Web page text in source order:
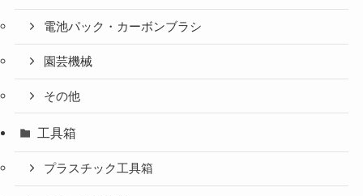
電池パック・カーボンブラシ
園芸機械
その他
工具箱
プラスチック工具箱